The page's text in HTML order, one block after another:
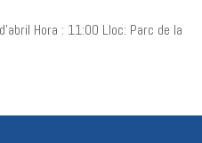
Hora : 11:00 Lloc: Parc de la